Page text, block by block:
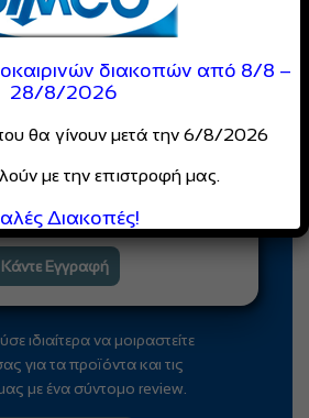
Επαγγελματίας;
Μέλος της
DIMCO
προσφορές
επαγγελματίες
Κάντε Εγγραφή
ιδιαίτερα να μοιραστείτε
για τα προϊόντα και τις
με ένα σύντομο review.
διακοπών από 8/8 –
28/8/2026
θα γίνουν μετά την 6/8/2026
με την επιστροφή μας.
Διακοπές!